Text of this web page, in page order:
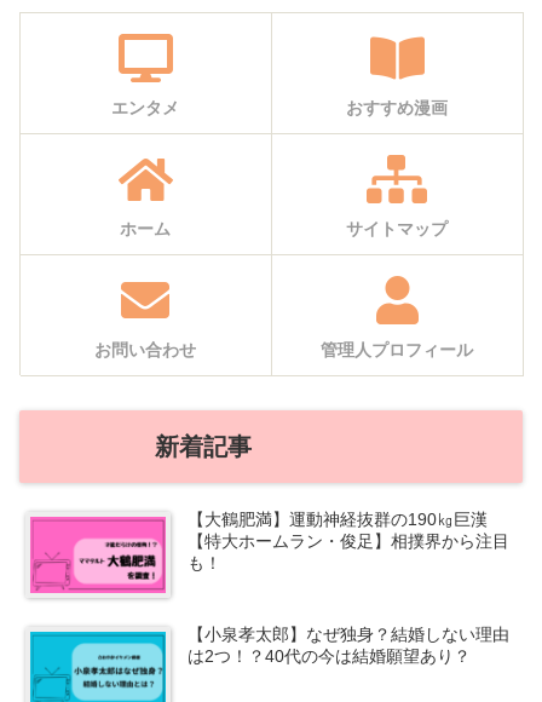
エンタメ おすすめ漫画
ホーム サイトマップ
お問い合わせ 管理人プロフィール
新着記事
【大鶴肥満】運動神経抜群の190㎏巨漢
【特大ホームラン・俊足】相撲界から注目
も！
【小泉孝太郎】なぜ独身？結婚しない理由
は2つ！？40代の今は結婚願望あり？